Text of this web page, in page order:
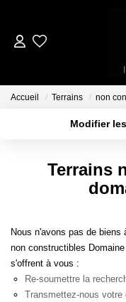
Accueil Terrains non
Modifier
Type de bien
Créer une alerte
Terrains
Nous n'avons pas de biens
non constructibles
s'offrent à vous :
Re-soumettre la
Transmettez-nous votre